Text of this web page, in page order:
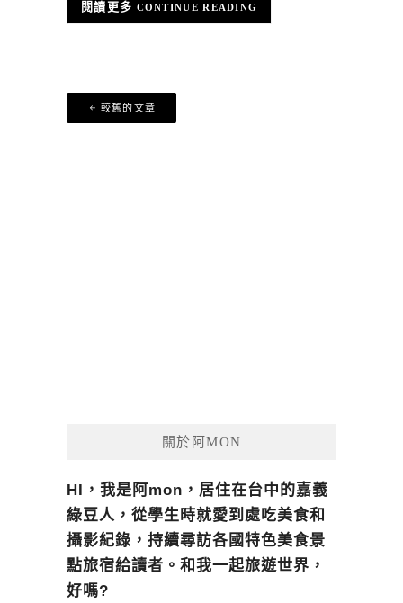
CONTINUE READING
文
章
較舊的文章
關於阿MON
HI，我是阿mon，居住在台中的嘉義
綠豆人，從學生時就愛到處吃美食和
攝影紀錄，持續尋訪各國特色美食景
點旅宿給讀者。和我一起旅遊世界，
好嗎?